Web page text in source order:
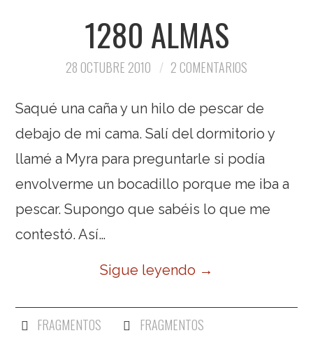
1280 ALMAS
28 OCTUBRE 2010 2 COMENTARIOS
Saqué una caña y un hilo de pescar de
debajo de mi cama. Salí del dormitorio y
llamé a Myra para preguntarle si podía
envolverme un bocadillo porque me iba a
pescar. Supongo que sabéis lo que me
contestó. Así…
Sigue leyendo →
FRAGMENTOS FRAGMENTOS